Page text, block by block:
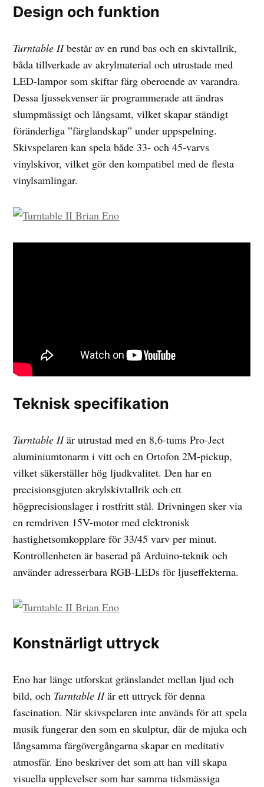
Design och funktion
Turntable IIbestår av en rund bas och en skivtallrik,
båda tillverkade av akrylmaterial och utrustade med
LED-lampor som skiftar färg oberoende av varandra.
Dessa ljussekvenser är programmerade att ändras
slumpmässigt och långsamt, vilket skapar ständigt
föränderliga ”färglandskap” under uppspelning.
Skivspelaren kan spela både 33- och 45-varvs
vinylskivor, vilket gör den kompatibel med de flesta
vinylsamlingar.
Teknisk specifikation
Turntable IIär utrustad med en 8,6-tums Pro-Ject
aluminiumtonarm i vitt och en Ortofon 2M-pickup,
vilket säkerställer hög ljudkvalitet. Den har en
precisionsgjuten akrylskivtallrik och ett
högprecisionslager i rostfritt stål. Drivningen sker via
en remdriven 15V-motor med elektronisk
hastighetsomkopplare för 33/45 varv per minut.
Kontrollenheten är baserad på Arduino-teknik och
använder adresserbara RGB-LEDs för ljuseffekterna.
Konstnärligt uttryck
Eno har länge utforskat gränslandet mellan ljud och
bild, och Turntable IIär ett uttryck för denna
fascination. När skivspelaren inte används för att spela
musik fungerar den som en skulptur, där de mjuka och
långsamma färgövergångarna skapar en meditativ
atmosfär. Eno beskriver det som att han vill skapa
visuella upplevelser som har samma tidsmässiga